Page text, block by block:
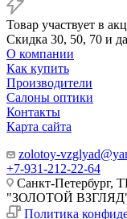
Товар участвует в
Скидка 30, 50, 70 и
О компании
Как купить
Производители
Салоны оптики
Контакты
Карта сайта
zolotoy-
+7-931-212-22-64
Санкт-Петербург,
"ЗОЛОТОЙ
Политика